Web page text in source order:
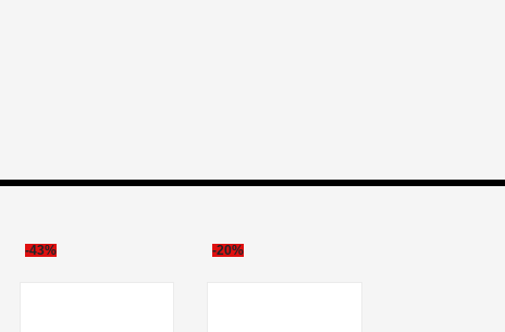
-43% -20%